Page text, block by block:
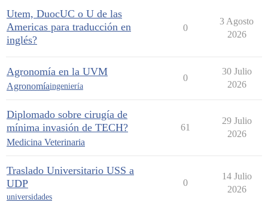
Utem, DuocUC o U de las
Americas para traducción en
inglés?
0
3 Agosto
2026
Agronomía en la UVM
Agronomíaingeniería
0
30 Julio
2026
Diplomado sobre cirugía de
mínima invasión de TECH?
Medicina Veterinaria
61
29 Julio
2026
Traslado Universitario USS a
UDP
universidades
0
14 Julio
2026